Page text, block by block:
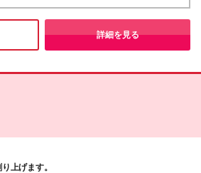
は本社（東京）のみですので、転勤はござい
。 担当する案件により、出張をしていただ
す。 (変更の範囲)上記を除く当社関
詳細を見る
上げます。